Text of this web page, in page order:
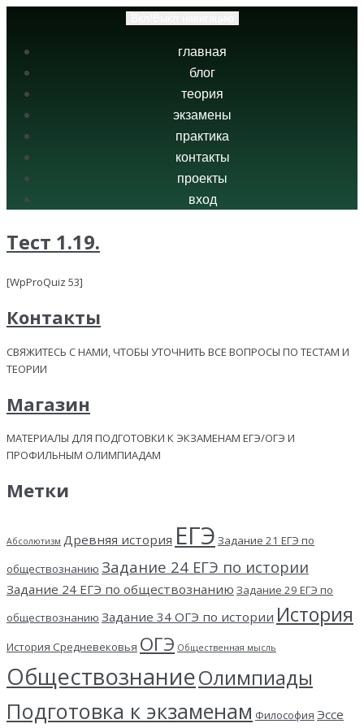
главная
блог
теория
экзамены
практика
контакты
проекты
вход
Тест 1.19.
[WpProQuiz 53]
Контакты
СВЯЖИТЕСЬ С НАМИ, ЧТОБЫ УТОЧНИТЬ ВСЕ ВОПРОСЫ ПО ТЕСТАМ И
ТЕОРИИ
Магазин
МАТЕРИАЛЫ ДЛЯ ПОДГОТОВКИ К ЭКЗАМЕНАМ ЕГЭ/ОГЭ И
ПРОФИЛЬНЫМ ОЛИМПИАДАМ
Метки
Абсолютизм Древняя история ЕГЭ Задание 21 ЕГЭ по
обществознанию Задание 24 ЕГЭ по истории
Задание 24 ЕГЭ по обществознанию Задание 29 ЕГЭ по
обществознанию Задание 34 ОГЭ по истории История
История Средневековья ОГЭ Общественная мысль
ОбществознаниеОлимпиады
Подготовка к экзаменам Философия Эссе